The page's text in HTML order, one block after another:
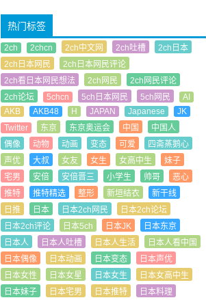
热门标签
2ch 2chcn 2ch中文网 2ch吐槽
2ch日本
2ch日本网民
2ch日本网民评论
2ch看日本网民想法
2ch网民
2ch网民评论
2ch论坛
5chcn 5ch日本网民 5ch网民
AI
AKB
AKB48 H JAPAN Japanese
JK
Twitter
东京 东京奥运会 中国
中国人
偶像
动物 动画 变态 可爱
四斋蒸鹅心
声优
大叔 女友 女生 女高中生
妹子
宅男
安倍 安倍晋三 小学生 帅哥
恶心
推特
推特精选 整形 新垣结衣
新干线
日推
日本 日本2ch网民
日本2ch论坛
日本2ch评论
日本5ch 日本JK
日本东京
日本人
日本人吐槽 日本人生活
日本人看中国
日本偶像
日本动画 日本变态
日本声优
日本女性
日本女星 日本女生
日本女高中生
日本妹子
日本宅男 日本推特
日本料理